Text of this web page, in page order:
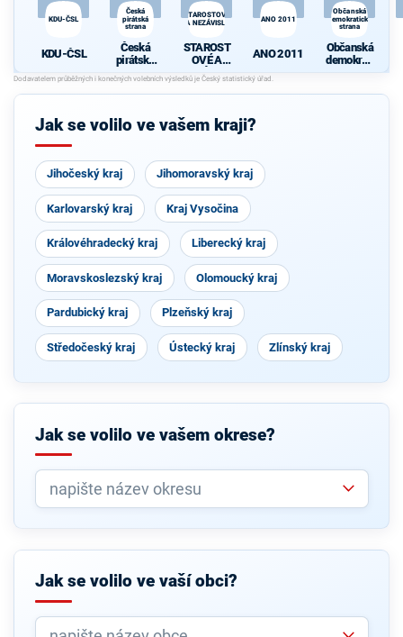
KDU-ČSL
KDU-ČSL
Česká
pirátská
strana
Česká
pirátská
strana
STAROSTOVÉ
A NEZÁVISLÍ
STAROST
OVÉ A
NEZÁVISL
Í
ANO 2011
ANO 2011
Občanská
demokratická
strana
Občanská
demokrati
cká strana
Jak se volilo ve vašem kraji?
Jihočeský kraj Jihomoravský kraj
Karlovarský kraj Kraj Vysočina
Královéhradecký kraj Liberecký kraj
Moravskoslezský kraj Olomoucký kraj
Pardubický kraj Plzeňský kraj
Středočeský kraj Ústecký kraj Zlínský kraj
Jak se volilo ve vašem okrese?
Jak se volilo ve vaší obci?